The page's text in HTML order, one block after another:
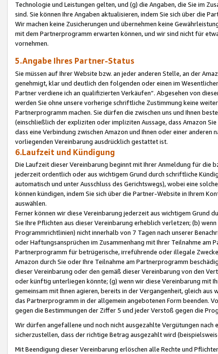
Technologie und Leistungen gelten, und (g) die Angaben, die Sie im
sind. Sie können Ihre Angaben aktualisieren, indem Sie sich über die
Wir machen keine Zusicherungen und übernehmen keine
mit dem Partnerprogramm erwarten können, und wir sind nicht für
vornehmen.
5.Angabe Ihres Partner-Status
Sie müssen auf Ihrer Website bzw. an jeder anderen Stelle, an der
genehmigt, klar und deutlich den folgenden oder einen im
Partner verdiene ich an qualifizierten Verkäufen“. Abgesehen von
werden Sie ohne unsere vorherige schriftliche Zustimmung keine
Partnerprogramm machen. Sie dürfen die zwischen uns und Ihnen
(einschließlich der expliziten oder impliziten Aussage, dass Amazon
dass eine Verbindung zwischen Amazon und Ihnen oder einer
vorliegenden Vereinbarung ausdrücklich gestattet ist.
6.Laufzeit und Kündigung
Die Laufzeit dieser Vereinbarung beginnt mit Ihrer Anmeldung für die
jederzeit ordentlich oder aus wichtigem Grund durch schriftliche
automatisch und unter Ausschluss des Gerichtswegs), wobei eine
können kündigen, indem Sie sich über die Partner-Website in Ihrem
auswählen.
Ferner können wir diese Vereinbarung jederzeit aus wichtigem Grund
Sie Ihre Pflichten aus dieser Vereinbarung erheblich verletzen; (b)
Programmrichtlinien) nicht innerhalb von 7 Tagen nach unserer
oder Haftungsansprüchen im Zusammenhang mit Ihrer Teilnahme am
Partnerprogramm für betrügerische, irreführende oder illegale
Amazon durch Sie oder Ihre Teilnahme am Partnerprogramm
dieser Vereinbarung oder den gemäß dieser Vereinbarung von den
oder künftig unterliegen könnte; (g) wenn wir diese Vereinbarung mit
gemeinsam mit Ihnen agieren, bereits in der Vergangenheit, gleich
das Partnerprogramm in der allgemein angebotenen Form beenden.
gegen die Bestimmungen der Ziffer 5 und jeder Verstoß gegen die
Wir dürfen angefallene und noch nicht ausgezahlte Vergütungen
sicherzustellen, dass der richtige Betrag ausgezahlt wird
Mit Beendigung dieser Vereinbarung erlöschen alle Rechte und